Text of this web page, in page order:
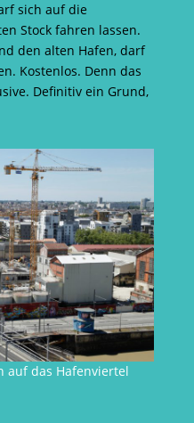
sich auf die
Stock fahren lassen.
den alten Hafen, darf
Kostenlos. Denn das
Definitiv ein Grund,
auf das Hafenviertel